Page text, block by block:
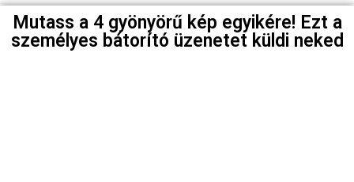
Mutass a 4 gyönyörű kép egyikére! Ezt a
személyes bátorító üzenetet küldi neked